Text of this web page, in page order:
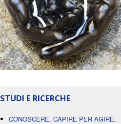
STUDI E RICERCHE
CONOSCERE, CAPIRE PER AGIRE.